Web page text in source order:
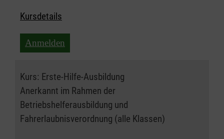
Kursdetails
Anmelden
Kurs: Erste-Hilfe-Ausbildung
Anerkannt im Rahmen der
Betriebshelferausbildung und
Fahrerlaubnisverordnung (alle Klassen)